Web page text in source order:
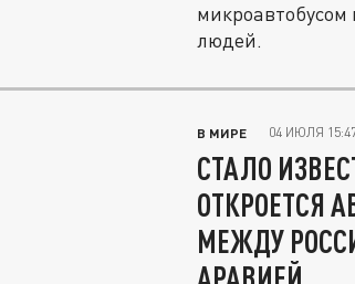
микроавтобусом
людей.
В МИРЕ 04 ИЮЛЯ
СТАЛО
ОТКРОЕТСЯ
МЕЖДУ